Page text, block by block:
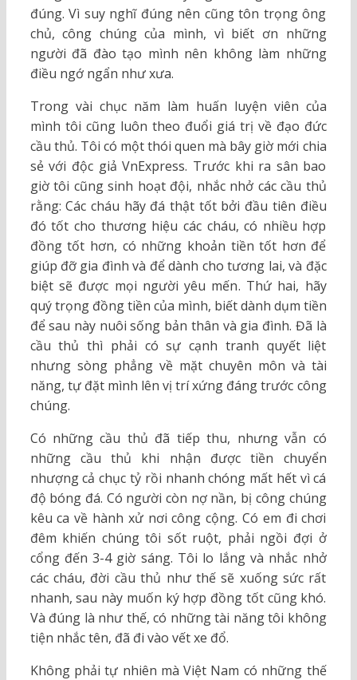
đúng. Vì suy nghĩ đúng nên cũng tôn trọng ông
chủ, công chúng của mình, vì biết ơn những
người đã đào tạo mình nên không làm những
điều ngớ ngẩn như xưa.
Trong vài chục năm làm huấn luyện viên của
mình tôi cũng luôn theo đuổi giá trị về đạo đức
cầu thủ. Tôi có một thói quen mà bây giờ mới chia
sẻ với độc giả VnExpress. Trước khi ra sân bao
giờ tôi cũng sinh hoạt đội, nhắc nhở các cầu thủ
rằng: Các cháu hãy đá thật tốt bởi đầu tiên điều
đó tốt cho thương hiệu các cháu, có nhiều hợp
đồng tốt hơn, có những khoản tiền tốt hơn để
giúp đỡ gia đình và để dành cho tương lai, và đặc
biệt sẽ được mọi người yêu mến. Thứ hai, hãy
quý trọng đồng tiền của mình, biết dành dụm tiền
để sau này nuôi sống bản thân và gia đình. Đã là
cầu thủ thì phải có sự cạnh tranh quyết liệt
nhưng sòng phẳng về mặt chuyên môn và tài
năng, tự đặt mình lên vị trí xứng đáng trước công
chúng.
Có những cầu thủ đã tiếp thu, nhưng vẫn có
những cầu thủ khi nhận được tiền chuyển
nhượng cả chục tỷ rồi nhanh chóng mất hết vì cá
độ bóng đá. Có người còn nợ nần, bị công chúng
kêu ca về hành xử nơi công cộng. Có em đi chơi
đêm khiến chúng tôi sốt ruột, phải ngồi đợi ở
cổng đến 3-4 giờ sáng. Tôi lo lắng và nhắc nhở
các cháu, đời cầu thủ như thế sẽ xuống sức rất
nhanh, sau này muốn ký hợp đồng tốt cũng khó.
Và đúng là như thế, có những tài năng tôi không
tiện nhắc tên, đã đi vào vết xe đổ.
Không phải tự nhiên mà Việt Nam có những thế